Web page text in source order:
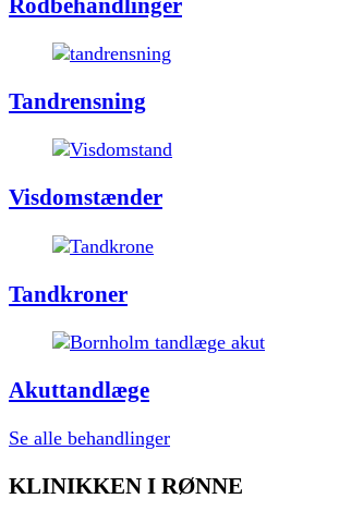
Rodbehandlinger
Tandrensning
Visdomstænder
Tandkroner
Akuttandlæge
Se alle behandlinger
KLINIKKEN I RØNNE